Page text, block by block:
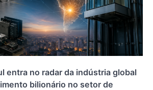
entra no radar da indústria global
bilionário no setor de